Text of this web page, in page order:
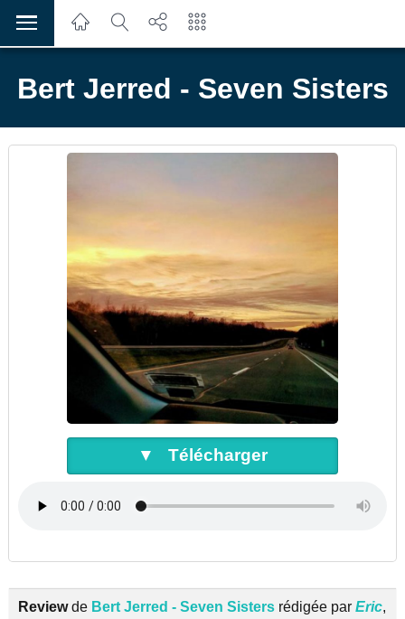
Bert Jerred - Seven Sisters
▼ Télécharger
Reviewde Bert Jerred - Seven Sisters rédigée par Eric,